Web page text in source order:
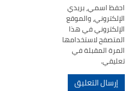
اسمي، بريدي
والموقع
في هذا
لاستخدامها
المقبلة في